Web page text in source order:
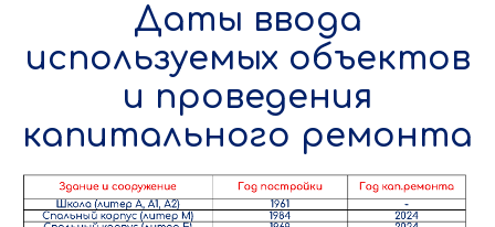
Даты ввода
используемых объектов
и проведения
капитального ремонта